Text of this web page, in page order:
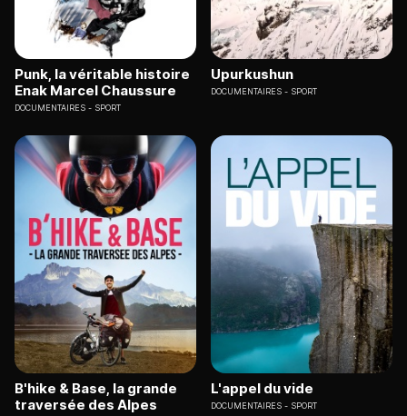
Punk, la véritable histoire
Enak Marcel Chaussure
DOCUMENTAIRES SPORT
Upurkushun
DOCUMENTAIRES SPORT
B'hike & Base, la grande
traversée des Alpes
L'appel du vide
DOCUMENTAIRES SPORT